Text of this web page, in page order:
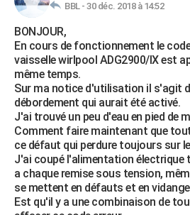
Mobiles
Meilleur smartphone
Internet
Ordinateurs
Jeux vidéo
Guide high-tech
BRICOLAGE
Forum
Aménagement intérieur
Extérieur
Cuisine
Salle de bains
Jardinage
Rangement
WEEK-END
Guides de France
Escapades
Patrimoine
Expositions
Musées
Week-end nature
+LIFESTYLE
Art de vivre
Bien-être
Loisirs
Mode
Modes de vie
SANTE
Alimentation
Guide de la santé
Maladies
Médicaments
Sommeil
VOYAGE
Destinations
City break
Voyage nature
Voyage de noces
Forum
Climat
+PHOTO
GUIDES D'ACHAT
BBL - 30 déc. 2018 à 14:52
BONJOUR,
En cours de fonctionnement le
vaisselle wirlpool ADG2900/IX est
même temps.
Sur ma notice d'utilisation il s'agit
débordement qui aurait été activé.
J'ai trouvé un peu d'eau en pied de
Comment faire maintenant que
ce défaut qui perdure toujours sur
J'ai coupé l'alimentation électrique
a chaque remise sous tension,
se mettent en défauts et en
Est qu'il y a une combinaison de